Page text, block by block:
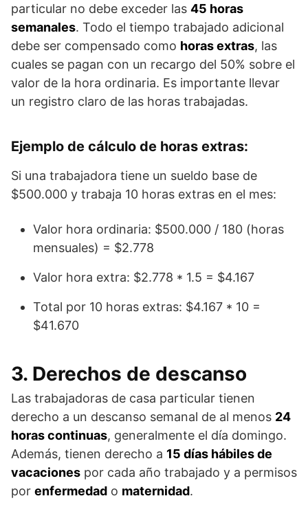
particular no debe exceder las 45 horas
semanales. Todo el tiempo trabajado adicional
debe ser compensado como horas extras, las
cuales se pagan con un recargo del 50% sobre el
valor de la hora ordinaria. Es importante llevar
un registro claro de las horas trabajadas.
Ejemplo de cálculo de horas extras:
Si una trabajadora tiene un sueldo base de
$500.000 y trabaja 10 horas extras en el mes:
Valor hora ordinaria: $500.000 / 180 (horas
mensuales) = $2.778
Valor hora extra: $2.778 * 1.5 = $4.167
Total por 10 horas extras: $4.167 * 10 =
$41.670
3. Derechos de descanso
Las trabajadoras de casa particular tienen
derecho a un descanso semanal de al menos 24
horas continuas, generalmente el día domingo.
Además, tienen derecho a 15 días hábiles de
vacaciones por cada año trabajado y a permisos
por enfermedad o maternidad.